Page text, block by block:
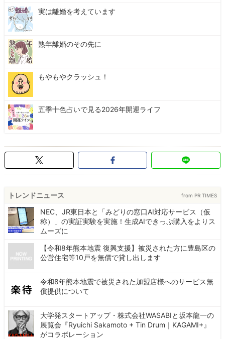
実は離婚を考えています
熟年離婚のその先に
もやもやクラッシュ！
五季十色占いで見る2026年開運ライフ
トレンドニュース from PR TIMES
NEC、JR東日本と「みどりの窓口AI対応サービス（仮
称）」の実証実験を実施！生成AIできっぷ購入をよりス
ムーズに
【令和8年熊本地震 復興支援】被災された方に豊島区の
公営住宅等10戸を無償で貸し出します
令和8年熊本地震で被災された加盟店様へのサービス無
償提供について
大学発スタートアップ・株式会社WASABIと坂本龍一の
展覧会『Ryuichi Sakamoto + Tin Drum｜KAGAMI+』
がコラボレーション